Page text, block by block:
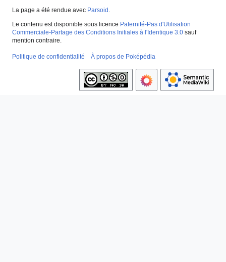
La page a été rendue avec Parsoid .
Le contenu est disponible sous licence Paternité-Pas d'Utilisation
Commerciale-Partage des Conditions Initiales à l'Identique 3.0 sauf
mention contraire.
Politique de confidentialité À propos de Poképédia